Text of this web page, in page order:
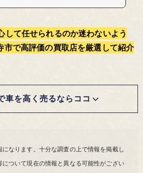
して任せられるのか迷わないよう
市で高評価の買取店を厳選して紹介
車を高く売るならココ
なります。十分な調査の上で情報を掲載し
ついて現在の情報と異なる可能性がござい